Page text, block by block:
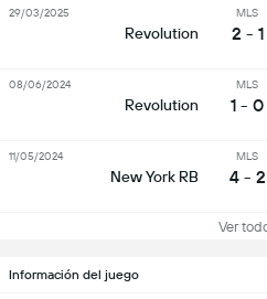
Información del juego
Revolution
MLS
2 - 1
29/03/2025
Revolution
MLS
1 - 0
08/06/2024
New York RB
MLS
4 - 2
11/05/2024
Ver